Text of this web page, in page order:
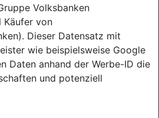
Volksbanken
Käufer von
Dieser Datensatz mit
wie beispielsweise Google
Daten anhand der Werbe-ID die
und potenziell